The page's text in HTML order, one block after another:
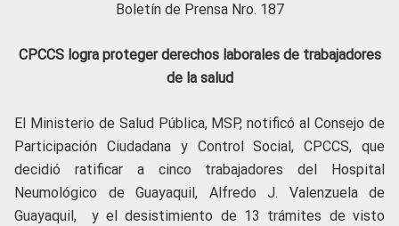
Boletín de Prensa Nro. 187
CPCCS logra proteger derechos laborales de trabajadores
de la salud
El Ministerio de Salud Pública, MSP, notificó al Consejo de
Participación Ciudadana y Control Social, CPCCS, que
decidió ratificar a cinco trabajadores del Hospital
Neumológico de Guayaquil, Alfredo J. Valenzuela de
Guayaquil, y el desistimiento de 13 trámites de visto